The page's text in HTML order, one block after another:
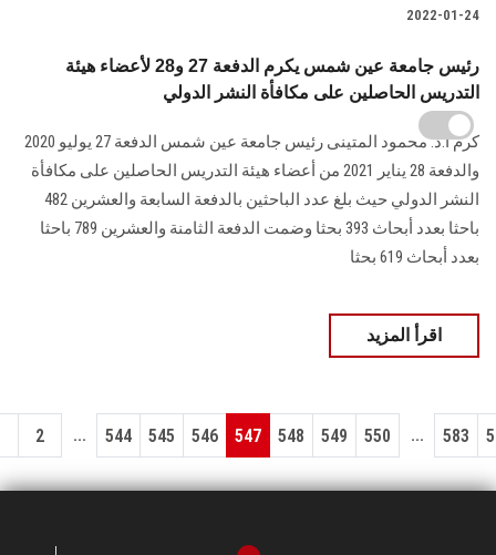
2022-01-24
رئيس جامعة عين شمس يكرم الدفعة 27 و28 لأعضاء هيئة
التدريس الحاصلين على مكافأة النشر الدولي
كرم أ.د. محمود المتينى رئيس جامعة عين شمس الدفعة 27 يوليو 2020
والدفعة 28 يناير 2021 من أعضاء هيئة التدريس الحاصلين على مكافأة
النشر الدولي حيث بلغ عدد الباحثين بالدفعة السابعة والعشرين 482
باحثا بعدد أبحاث 393 بحثا وضمت الدفعة الثامنة والعشرين 789 باحثا
بعدد أبحاث 619 بحثا
اقرأ المزيد
2 ... 544 545 546 547 548 549 550 ... 583